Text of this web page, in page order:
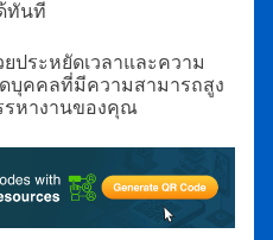
ทันที
ระหยัดเวลาและความ
บุคคลที่มีความสามารถสูง
รหางานของคุณ